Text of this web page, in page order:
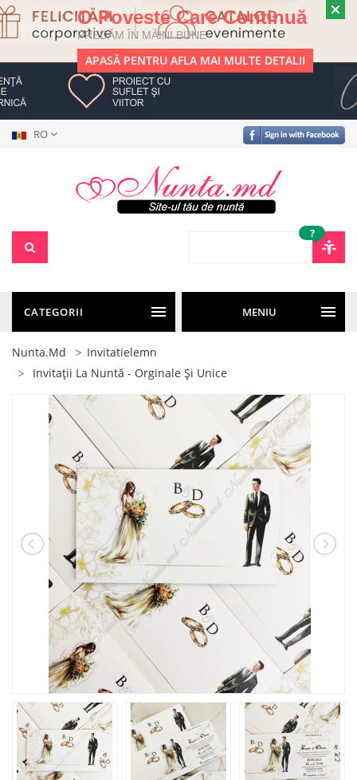
O Poveste Care Continuă
PREDĂM ÎN MÂINI BUNE
APASĂ PENTRU AFLA MAI MULTE DETALII
RO
?
CATEGORII MENIU
Nunta.md
Invitatielemn
Invitaţii La Nuntă - Orginale Şi Unice